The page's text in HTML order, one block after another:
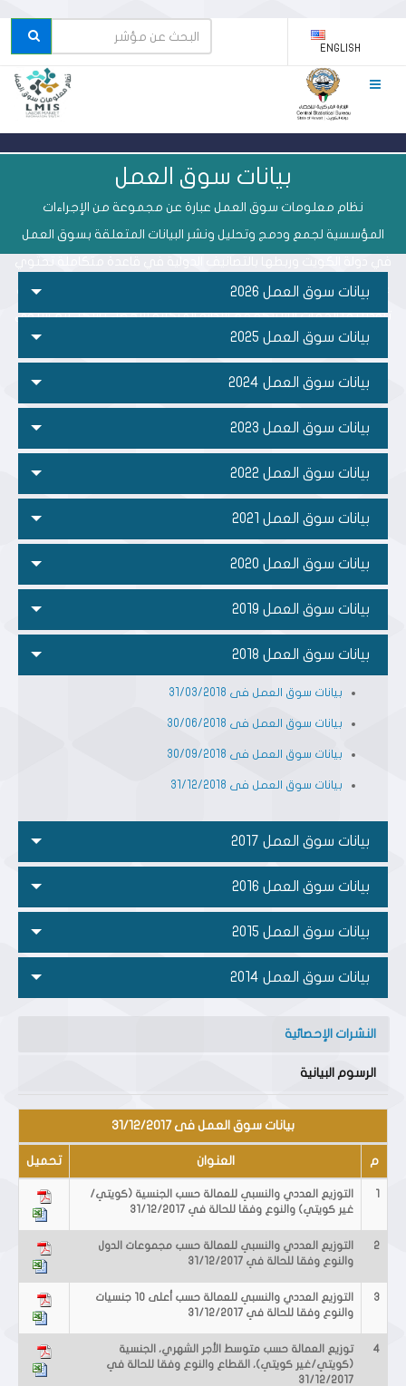
ENGLISH
بيانات سوق العمل
نظام معلومات سوق العمل عبارة عن مجموعة من الإجراءات
المؤسسية لجمع ودمج وتحليل ونشر البيانات المتعلقة بسوق العمل
على بيانات سجليه الكترونية تدمج البيانات المتصلة بسوق العمل والتي
تزودنا بها الجهات الشريكة مع الإدارة المركزية للإحصاء بشكل ربع سنوي
لإعداد التقارير.
بيانات سوق العمل 2026
بيانات سوق العمل 2025
بيانات سوق العمل 2024
بيانات سوق العمل 2023
بيانات سوق العمل 2022
بيانات سوق العمل 2021
بيانات سوق العمل 2020
بيانات سوق العمل 2019
بيانات سوق العمل 2018
بيانات سوق العمل فى 31/03/2018
بيانات سوق العمل فى 30/06/2018
بيانات سوق العمل فى 30/09/2018
بيانات سوق العمل فى 31/12/2018
بيانات سوق العمل 2017
بيانات سوق العمل 2016
بيانات سوق العمل 2015
بيانات سوق العمل 2014
النشرات الإحصائية
الرسوم البيانية
بيانات سوق العمل فى 31/12/2017
م العنوان تحميل
1
التوزيع العددي والنسبي للعمالة حسب الجنسية (كويتي/
غير كويتي) والنوع وفقا للحالة في 31/12/2017
2
التوزيع العددي والنسبي للعمالة حسب مجموعات الدول
والنوع وفقا للحالة في 31/12/2017
3
التوزيع العددي والنسبي للعمالة حسب أعلى 10 جنسيات
والنوع وفقا للحالة في 31/12/2017
4
توزيع العمالة حسب متوسط الأجر الشهري، الجنسية
(كويتي/غير كويتي)، القطاع والنوع وفقا للحالة في
31/12/2017